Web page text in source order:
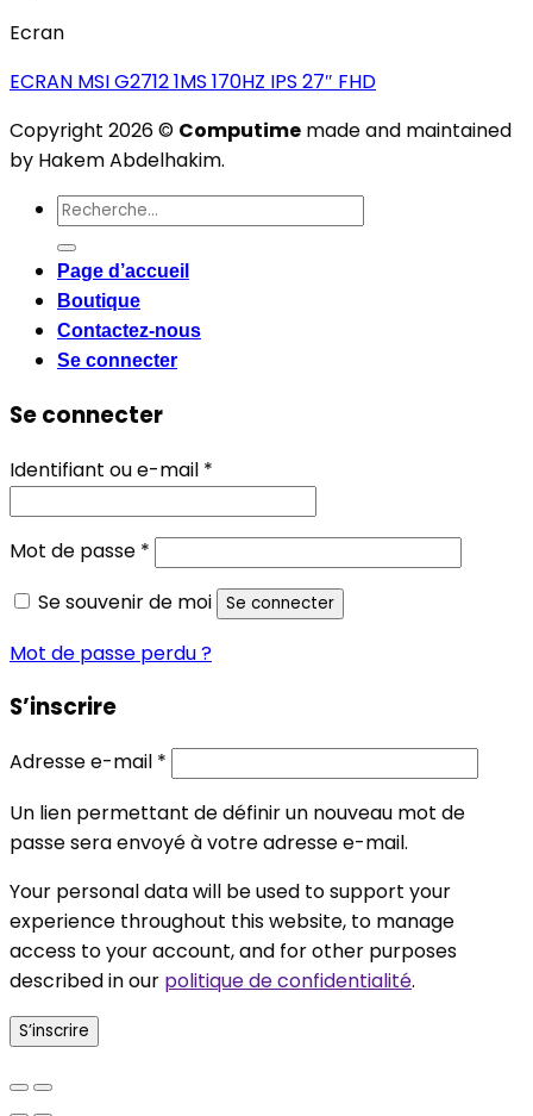
Ecran
ECRAN MSI G2712 1MS 170HZ IPS 27″ FHD
Copyright 2026 © Computime made and maintained
by Hakem Abdelhakim.
Recherche
pour :
Page d’accueil
Boutique
Contactez-nous
Se connecter
Se connecter
Identifiant ou e-mail *
Mot de passe *
Se souvenir de moi
Se connecter
Mot de passe perdu ?
S’inscrire
Adresse e-mail *
Un lien permettant de définir un nouveau mot de
passe sera envoyé à votre adresse e-mail.
Your personal data will be used to support your
experience throughout this website, to manage
access to your account, and for other purposes
described in our politique de confidentialité.
S’inscrire